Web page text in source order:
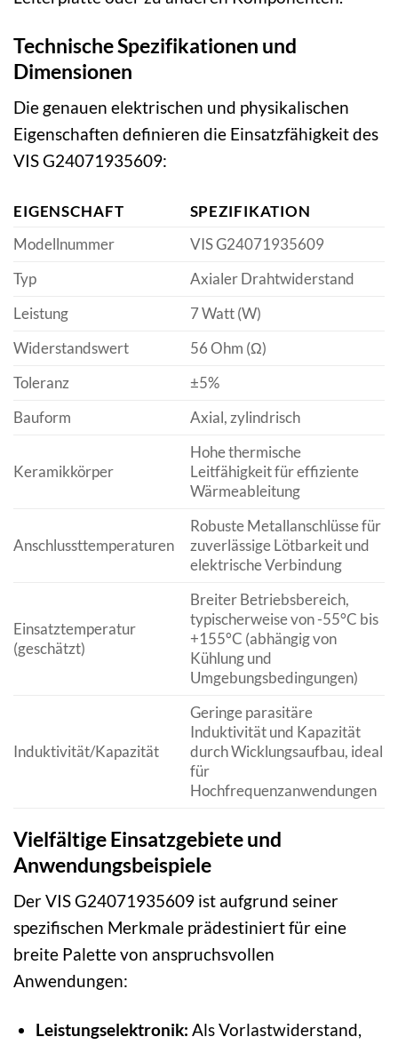
Technische Spezifikationen und
Dimensionen
Die genauen elektrischen und physikalischen
Eigenschaften definieren die Einsatzfähigkeit des
VIS G24071935609:
EIGENSCHAFT
SPEZIFIKATION
Modellnummer
VIS G24071935609
Typ
Axialer Drahtwiderstand
Leistung
7 Watt (W)
Widerstandswert
56 Ohm (Ω)
Toleranz
±5%
Bauform
Axial, zylindrisch
Keramikkörper
Hohe thermische
Leitfähigkeit für effiziente
Wärmeableitung
Anschlussttemperaturen
Robuste Metallanschlüsse für
zuverlässige Lötbarkeit und
elektrische Verbindung
Einsatztemperatur
(geschätzt)
Breiter Betriebsbereich,
typischerweise von -55°C bis
+155°C (abhängig von
Kühlung und
Umgebungsbedingungen)
Induktivität/Kapazität
Geringe parasitäre
Induktivität und Kapazität
durch Wicklungsaufbau, ideal
für
Hochfrequenzanwendungen
Vielfältige Einsatzgebiete und
Anwendungsbeispiele
Der VIS G24071935609 ist aufgrund seiner
spezifischen Merkmale prädestiniert für eine
breite Palette von anspruchsvollen
Anwendungen:
Leistungselektronik: Als Vorlastwiderstand,